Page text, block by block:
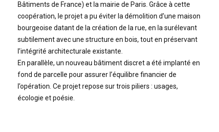
Bâtiments de France) et la mairie de Paris. Grâce à cette
coopération, le projet a pu éviter la démolition d’une maison
bourgeoise datant de la création de la rue, en la surélevant
subtilement avec une structure en bois, tout en préservant
l’intégrité architecturale existante.
En parallèle, un nouveau bâtiment discret a été implanté en
fond de parcelle pour assurer l’équilibre financier de
l’opération. Ce projet repose sur trois piliers : usages,
écologie et poésie.